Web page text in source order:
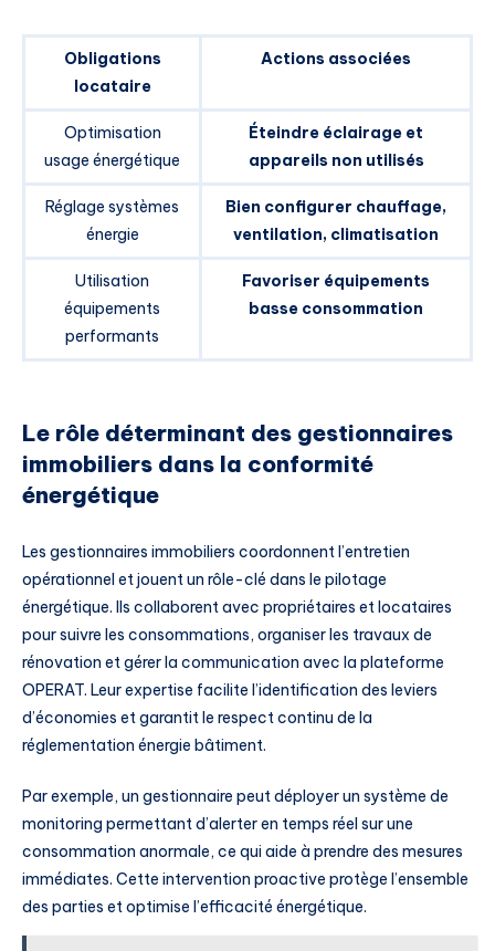
Obligations
locataire
Actions associées
Optimisation
usage énergétique
Éteindre éclairage et
appareils non utilisés
Réglage systèmes
énergie
Bien configurer chauffage,
ventilation, climatisation
Utilisation
équipements
performants
Favoriser équipements
basse consommation
Le rôle déterminant des gestionnaires
immobiliers dans la conformité
énergétique
Les gestionnaires immobiliers coordonnent l’entretien
opérationnel et jouent un rôle-clé dans le pilotage
énergétique. Ils collaborent avec propriétaires et locataires
pour suivre les consommations, organiser les travaux de
rénovation et gérer la communication avec la plateforme
OPERAT. Leur expertise facilite l’identification des leviers
d’économies et garantit le respect continu de la
réglementation énergie bâtiment.
Par exemple, un gestionnaire peut déployer un système de
monitoring permettant d’alerter en temps réel sur une
consommation anormale, ce qui aide à prendre des mesures
immédiates. Cette intervention proactive protège l’ensemble
des parties et optimise l’efficacité énergétique.